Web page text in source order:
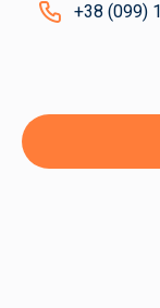
+38 (099)